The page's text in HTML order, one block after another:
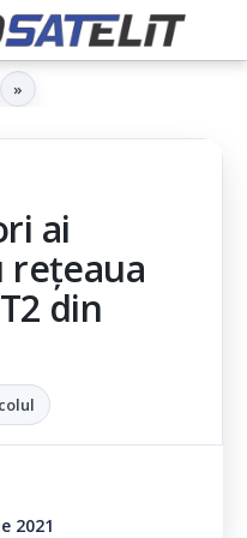
ai
rețeaua
din
2021
»